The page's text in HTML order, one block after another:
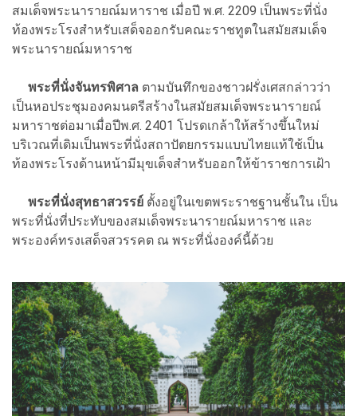
สมเด็จพระนารายณ์มหาราช เมื่อปี พ.ศ. 2209 เป็นพระที่นั่ง
ท้องพระโรงสำหรับเสด็จออกรับคณะราชทูตในสมัยสมเด็จ
พระนารายณ์มหาราช
พระที่นั่งจันทรพิศาล ตามบันทึกของชาวฝรั่งเศสกล่าวว่า
เป็นหอประชุมองคมนตรีสร้างในสมัยสมเด็จพระนารายณ์
มหาราชต่อมาเมื่อปีพ.ศ. 2401 โปรดเกล้าให้สร้างขึ้นใหม่
บริเวณที่เดิมเป็นพระที่นั่งสถาปัตยกรรมแบบไทยแท้ใช้เป็น
ท้องพระโรงด้านหน้ามีมุขเด็จสำหรับออกให้ข้าราชการเฝ้า
พระที่นั่งสุทธาสวรรย์ ตั้งอยู่ในเขตพระราชฐานชั้นใน เป็น
พระที่นั่งที่ประทับของสมเด็จพระนารายณ์มหาราช และ
พระองค์ทรงเสด็จสวรรคต ณ พระที่นั่งองค์นี้ด้วย